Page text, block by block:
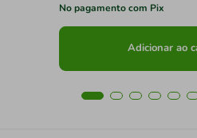
No pagamento com Pix
Adicionar ao